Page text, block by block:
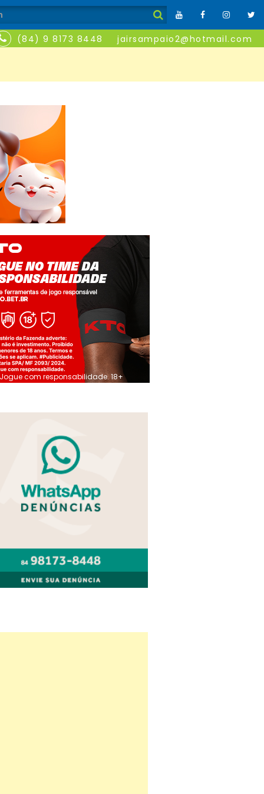
(84) 9 8173 8448 jairsampaio2@hotmail.com
Jogue com responsabilidade. 18+